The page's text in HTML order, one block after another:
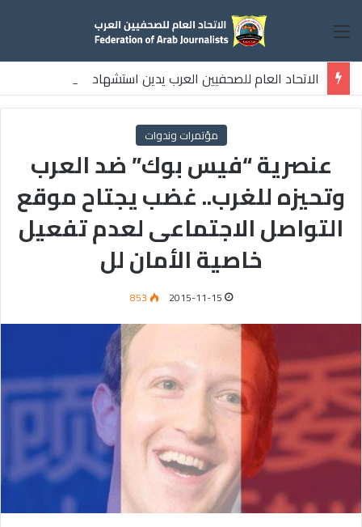
القائمة
الاتحاد العام للصحفيين العرب يدين استشهاد
ثلاثة صحفيين فلسطينيين باستهداف إسرائيلي وسط قطاع غزة
مؤتمرات وندوات
عنصرية “فيس بوك” ضد العرب
وتحيزه للغرب.. غضب يجتاح موقع
التواصل الاجتماعى لعدم تفعيل
خاصية الأمان لل
2015-11-15
853